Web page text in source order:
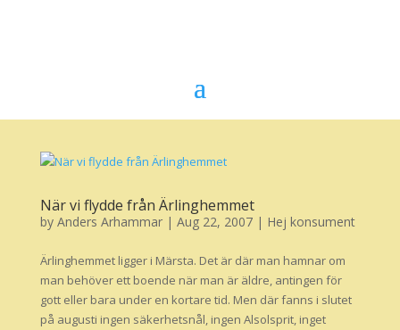
När vi flydde från Ärlinghemmet
by Anders Arhammar| Aug 22, 2007| Hej konsument
Ärlinghemmet ligger i Märsta. Det är där man hamnar om
man behöver ett boende när man är äldre, antingen för
gott eller bara under en kortare tid. Men där fanns i slutet
på augusti ingen säkerhetsnål, ingen Alsolsprit, inget